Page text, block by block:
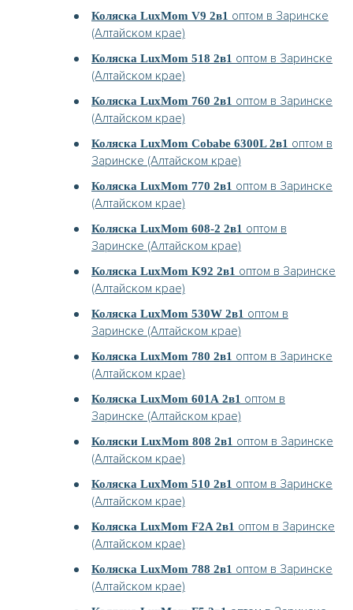
Коляска LuxMom V9 2в1 оптом в Заринске
(Алтайском крае)
Коляска LuxMom 518 2в1 оптом в Заринске
(Алтайском крае)
Коляска LuxMom 760 2в1 оптом в Заринске
(Алтайском крае)
Коляска LuxMom Cobabe 6300L 2в1 оптом в
Заринске (Алтайском крае)
Коляска LuxMom 770 2в1 оптом в Заринске
(Алтайском крае)
Коляска LuxMom 608-2 2в1 оптом в
Заринске (Алтайском крае)
Коляска LuxMom K92 2в1 оптом в Заринске
(Алтайском крае)
Коляска LuxMom 530W 2в1 оптом в
Заринске (Алтайском крае)
Коляска LuxMom 780 2в1 оптом в Заринске
(Алтайском крае)
Коляска LuxMom 601А 2в1 оптом в
Заринске (Алтайском крае)
Коляски LuxMom 808 2в1 оптом в Заринске
(Алтайском крае)
Коляска LuxMom 510 2в1 оптом в Заринске
(Алтайском крае)
Коляска LuxMom F2A 2в1 оптом в Заринске
(Алтайском крае)
Коляска LuxMom 788 2в1 оптом в Заринске
(Алтайском крае)